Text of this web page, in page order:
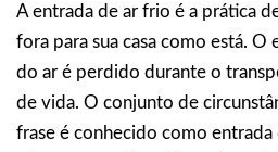
A entrada de ar frio é a prática
fora para sua casa como está.
do ar é perdido durante o
de vida. O conjunto de
frase é conhecido como